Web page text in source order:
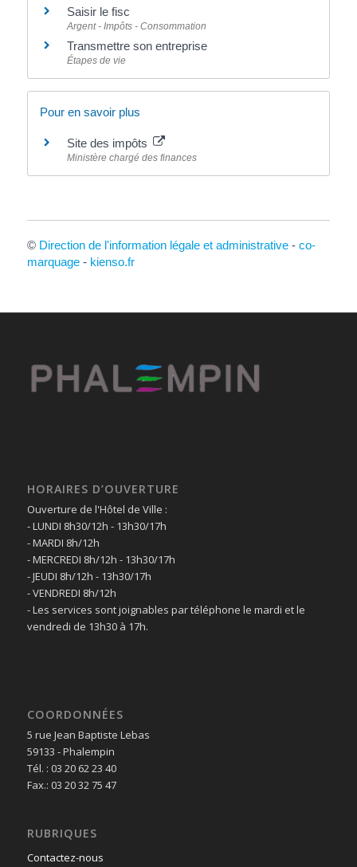
Saisir le fisc
Argent - Impôts - Consommation
Transmettre son entreprise
Étapes de vie
Pour en savoir plus
Site des impôts
Ministère chargé des finances
© Direction de l'information légale et administrative- co-
marquage- kienso.fr
HORAIRES D’OUVERTURE
Ouverture de l'Hôtel de Ville :
- LUNDI 8h30/12h - 13h30/17h
- MARDI 8h/12h
- MERCREDI 8h/12h - 13h30/17h
- JEUDI 8h/12h - 13h30/17h
- VENDREDI 8h/12h
- Les services sont joignables par téléphone le mardi et le
vendredi de 13h30 à 17h.
COORDONNÉES
5 rue Jean Baptiste Lebas
59133 - Phalempin
Tél. : 03 20 62 23 40
Fax.: 03 20 32 75 47
RUBRIQUES
Contactez-nous